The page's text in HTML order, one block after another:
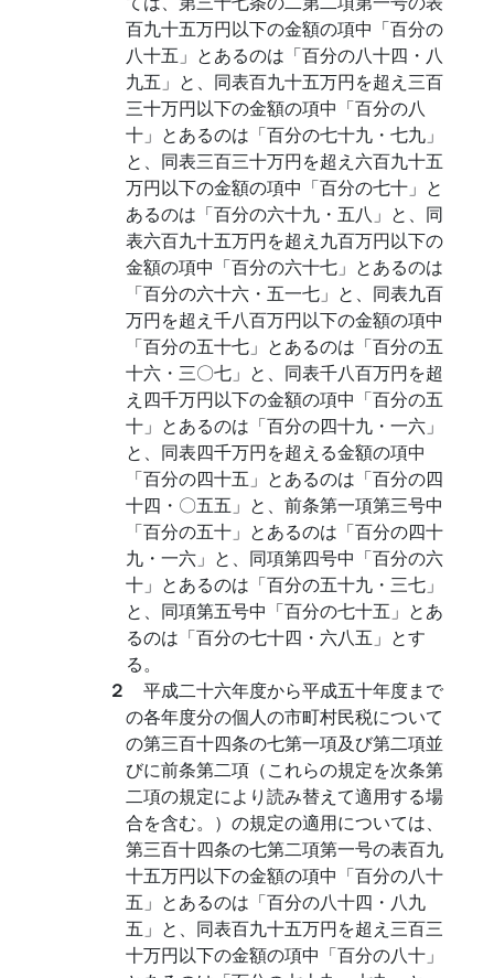
百九十五万円以下の金額の項中「百分の
八十五」とあるのは「百分の八十四・八
九五」と、同表百九十五万円を超え三百
三十万円以下の金額の項中「百分の八
十」とあるのは「百分の七十九・七九」
と、同表三百三十万円を超え六百九十五
万円以下の金額の項中「百分の七十」と
あるのは「百分の六十九・五八」と、同
表六百九十五万円を超え九百万円以下の
金額の項中「百分の六十七」とあるのは
「百分の六十六・五一七」と、同表九百
万円を超え千八百万円以下の金額の項中
「百分の五十七」とあるのは「百分の五
十六・三〇七」と、同表千八百万円を超
え四千万円以下の金額の項中「百分の五
十」とあるのは「百分の四十九・一六」
と、同表四千万円を超える金額の項中
「百分の四十五」とあるのは「百分の四
十四・〇五五」と、前条第一項第三号中
「百分の五十」とあるのは「百分の四十
九・一六」と、同項第四号中「百分の六
十」とあるのは「百分の五十九・三七」
と、同項第五号中「百分の七十五」とあ
るのは「百分の七十四・六八五」とす
る。
２ 平成二十六年度から平成五十年度まで
の各年度分の個人の市町村民税について
の第三百十四条の七第一項及び第二項並
びに前条第二項（これらの規定を次条第
二項の規定により読み替えて適用する場
合を含む。）の規定の適用については、
第三百十四条の七第二項第一号の表百九
十五万円以下の金額の項中「百分の八十
五」とあるのは「百分の八十四・八九
五」と、同表百九十五万円を超え三百三
十万円以下の金額の項中「百分の八十」